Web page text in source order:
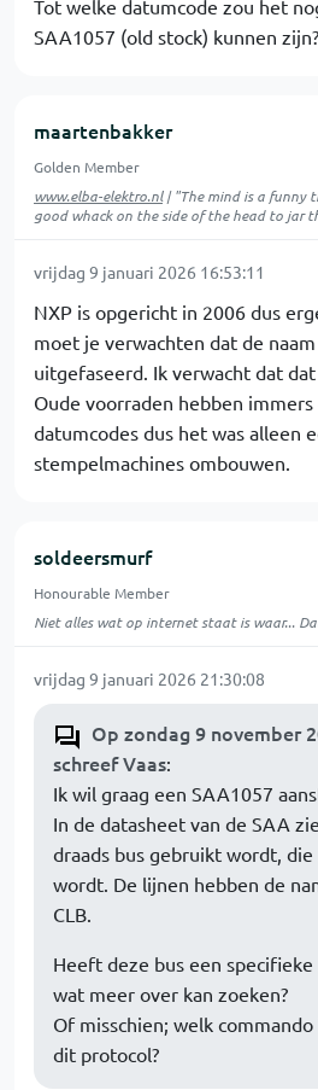
Tot welke datumcode zou het
SAA1057 (old stock) kunnen zijn?
maartenbakker
Golden Member
www.elba-elektro.nl| "The mind is a funny
good whack on the side of the head to jar
vrijdag 9 januari 2026 16:53:11
NXP is opgericht in 2006 dus
moet je verwachten dat de
uitgefaseerd. Ik verwacht dat
Oude voorraden hebben
datumcodes dus het was alleen
stempelmachines ombouwen.
soldeersmurf
Honourable Member
Niet alles wat op internet staat is waar...
vrijdag 9 januari 2026 21:30:08
Op zondag 9 november
schreef Vaas:
Ik wil graag een SAA1057
In de datasheet van de SAA
draads bus gebruikt wordt,
wordt. De lijnen hebben de
CLB.
Heeft deze bus een
wat meer over kan zoeken?
Of misschien; welk commando
dit protocol?